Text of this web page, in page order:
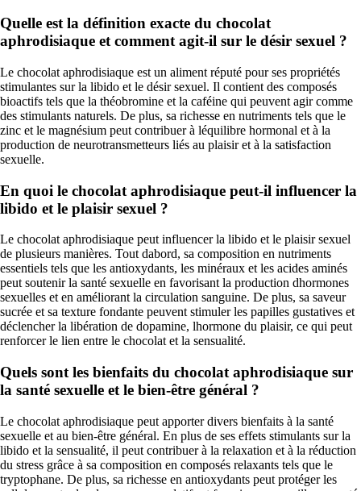
Quelle est la définition exacte du chocolat
aphrodisiaque et comment agit-il sur le désir sexuel ?
Le chocolat aphrodisiaque est un aliment réputé pour ses propriétés
stimulantes sur la libido et le désir sexuel. Il contient des composés
bioactifs tels que la théobromine et la caféine qui peuvent agir comme
des stimulants naturels. De plus, sa richesse en nutriments tels que le
zinc et le magnésium peut contribuer à léquilibre hormonal et à la
production de neurotransmetteurs liés au plaisir et à la satisfaction
sexuelle.
En quoi le chocolat aphrodisiaque peut-il influencer la
libido et le plaisir sexuel ?
Le chocolat aphrodisiaque peut influencer la libido et le plaisir sexuel
de plusieurs manières. Tout dabord, sa composition en nutriments
essentiels tels que les antioxydants, les minéraux et les acides aminés
peut soutenir la santé sexuelle en favorisant la production dhormones
sexuelles et en améliorant la circulation sanguine. De plus, sa saveur
sucrée et sa texture fondante peuvent stimuler les papilles gustatives et
déclencher la libération de dopamine, lhormone du plaisir, ce qui peut
renforcer le lien entre le chocolat et la sensualité.
Quels sont les bienfaits du chocolat aphrodisiaque sur
la santé sexuelle et le bien-être général ?
Le chocolat aphrodisiaque peut apporter divers bienfaits à la santé
sexuelle et au bien-être général. En plus de ses effets stimulants sur la
libido et la sensualité, il peut contribuer à la relaxation et à la réduction
du stress grâce à sa composition en composés relaxants tels que le
tryptophane. De plus, sa richesse en antioxydants peut protéger les